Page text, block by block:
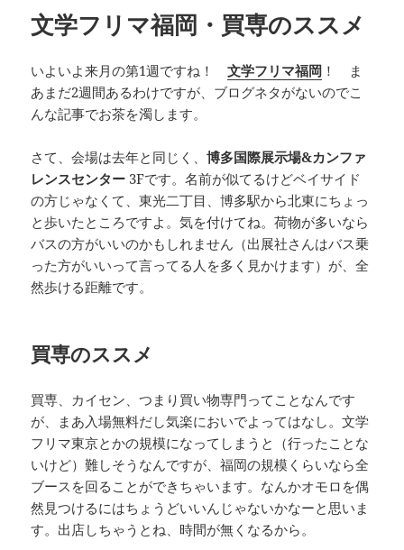
ー
文学フリマ福岡・買専のススメ
いよいよ来月の第1週ですね！文学フリマ福岡 ！ ま
あまだ2週間あるわけですが、ブログネタがないのでこ
んな記事でお茶を濁します。
さて、会場は去年と同じく、博多国際展示場&カンファ
レンスセンター 3Fです。名前が似てるけどベイサイド
の方じゃなくて、東光二丁目、博多駅から北東にちょっ
と歩いたところですよ。気を付けてね。荷物が多いなら
バスの方がいいのかもしれません（出展社さんはバス乗
った方がいいって言ってる人を多く見かけます）が、全
然歩ける距離です。
買専のススメ
買専、カイセン、つまり買い物専門ってことなんです
が、まあ入場無料だし気楽においでよってはなし。文学
フリマ東京とかの規模になってしまうと（行ったことな
いけど）難しそうなんですが、福岡の規模くらいなら全
ブースを回ることができちゃいます。なんかオモロを偶
然見つけるにはちょうどいいんじゃないかなーと思いま
す。出店しちゃうとね、時間が無くなるから。